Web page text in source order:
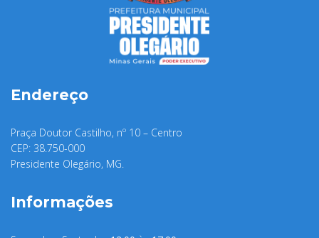
Endereço
Praça Doutor Castilho, nº 10 – Centro
CEP: 38.750-000
Presidente Olegário, MG.
Informações